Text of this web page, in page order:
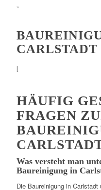
„
CARLSTADT
[
HÄUFIG
FRAGEN
Was versteht man
Baureinigung in
Die Baureinigung in